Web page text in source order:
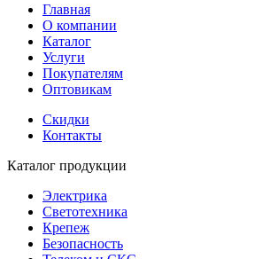
Главная
О компании
Каталог
Услуги
Покупателям
Оптовикам
Скидки
Контакты
Каталог продукции
Электрика
Светотехника
Крепеж
Безопасность